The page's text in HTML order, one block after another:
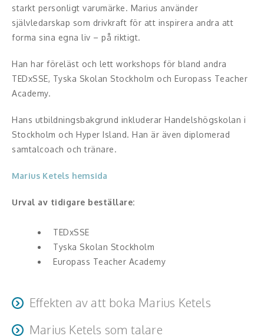
Komiker
Middagsunderhållning
Something a Little Different
Effektivitet, framgång
Framtid, trender
Försäljning, marknadsföring, service,
Förändring, organisation,
starkt personligt varumärke. Marius använder
självledarskap som drivkraft för att inspirera andra att
forma sina egna liv – på riktigt.
Han har föreläst och lett workshops för bland andra
TEDxSSE, Tyska Skolan Stockholm och Europass Teacher
Academy.
Hans utbildningsbakgrund inkluderar Handelshögskolan i
Stockholm och Hyper Island. Han är även diplomerad
samtalcoach och tränare.
Marius Ketels hemsida
Urval av tidigare beställare:
TEDxSSE
Tyska Skolan Stockholm
Europass Teacher Academy
Effekten av att boka Marius Ketels
Deltagarna går därifrån med energi, inspiration och
Marius Ketels som talare